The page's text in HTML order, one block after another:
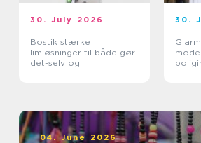
30. July 2026
Bostik stærke
limløsninger til både gør-
det-selv og
30.
04. June 2026